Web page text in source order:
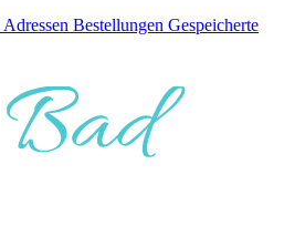
Adressen Bestellungen Gespeicherte